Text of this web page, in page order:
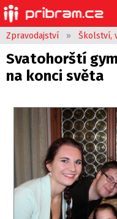
Zpravodajství » Školství,
Svatohorští
na konci světa